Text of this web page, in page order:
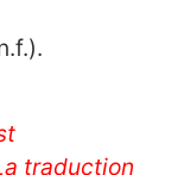
traduction